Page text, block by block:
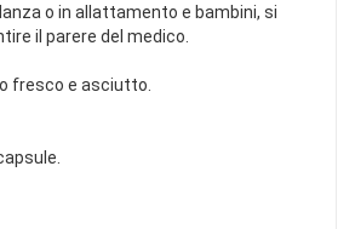
o in allattamento e bambini, si
il parere del medico.
fresco e asciutto.